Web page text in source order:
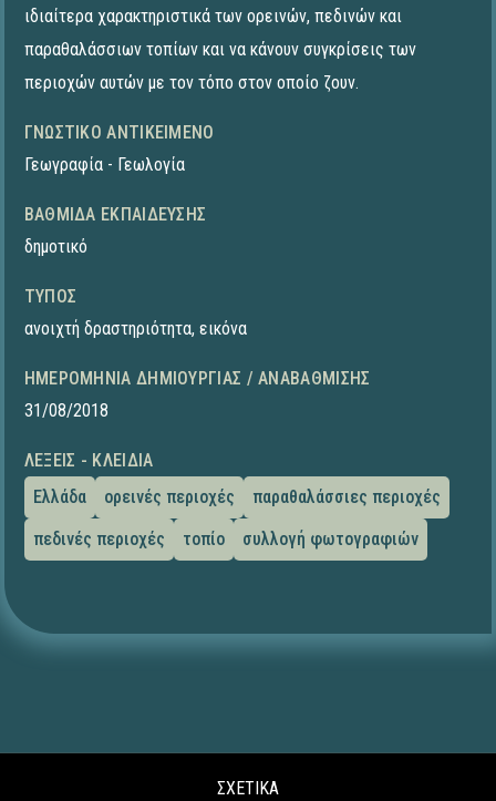
ιδιαίτερα χαρακτηριστικά των ορεινών, πεδινών και
παραθαλάσσιων τοπίων και να κάνουν συγκρίσεις των
περιοχών αυτών με τον τόπο στον οποίο ζουν.
ΓΝΩΣΤΙΚΌ ΑΝΤΙΚΕΊΜΕΝΟ
Γεωγραφία - Γεωλογία
ΒΑΘΜΊΔΑ ΕΚΠΑΊΔΕΥΣΗΣ
δημοτικό
ΤΎΠΟΣ
ανοιχτή δραστηριότητα, εικόνα
ΗΜΕΡΟΜΗΝΊΑ ΔΗΜΙΟΥΡΓΊΑΣ / ΑΝΑΒΆΘΜΙΣΗΣ
31/08/2018
ΛΈΞΕΙΣ - ΚΛΕΙΔΙΆ
Ελλάδα
ορεινές περιοχές
παραθαλάσσιες περιοχές
πεδινές περιοχές
τοπίο συλλογή φωτογραφιών
ΣΧΕΤΙΚΑ